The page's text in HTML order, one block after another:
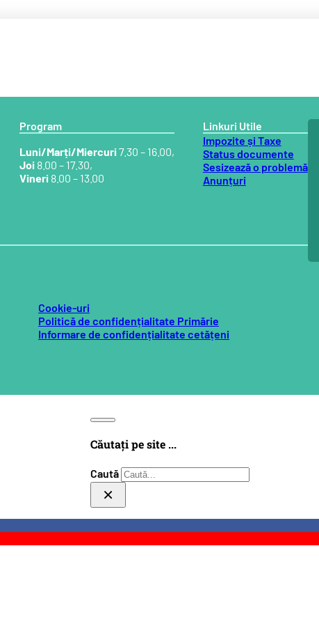
Căutați pe site ...
Caută
×
Program
Luni/Marți/Miercuri7.30 – 16.00,
Joi8.00 – 17.30,
Vineri8.00 – 13.00
Linkuri Utile
Impozite și Taxe
Status documente
Sesizează o problemă
Anunțuri
Cookie-uri
Politică de confidențialitate Primărie
Informare de confidențialitate cetățeni